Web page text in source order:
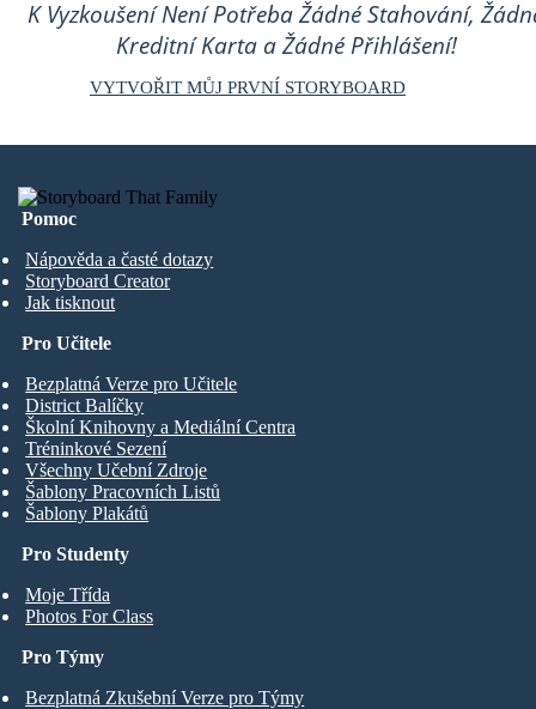
K Vyzkoušení Není Potřeba Žádné Stahování,
Kreditní Karta a Žádné Přihlášení!
VYTVOŘIT MŮJ PRVNÍ STORYBOARD
Pomoc
Nápověda a časté dotazy
Storyboard Creator
Jak tisknout
Pro Studenty
Moje Třída
Photos For Class
Pro Učitele
Bezplatná Verze pro Učitele
District Balíčky
Školní Knihovny a Mediální Centra
Tréninkové Sezení
Všechny Učební Zdroje
Šablony Pracovních Listů
Šablony Plakátů
Pro Týmy
Bezplatná Zkušební Verze pro Týmy